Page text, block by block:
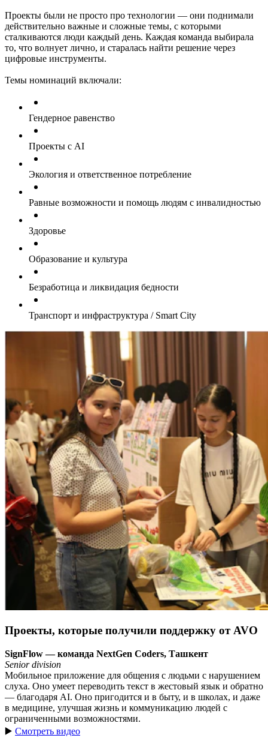
Проекты были не просто про технологии — они поднимали
действительно важные и сложные темы, с которыми
сталкиваются люди каждый день. Каждая команда выбирала
то, что волнует лично, и старалась найти решение через
цифровые инструменты.
Темы номинаций включали:
Гендерное равенство
Проекты с AI
Экология и ответственное потребление
Равные возможности и помощь людям с инвалидностью
Здоровье
Образование и культура
Безработица и ликвидация бедности
Транспорт и инфраструктура / Smart City
Проекты, которые получили поддержку от AVO
SignFlow — команда NextGen Coders, Ташкент
Senior division
Мобильное приложение для общения с людьми с нарушением
слуха. Оно умеет переводить текст в жестовый язык и обратно
— благодаря AI. Оно пригодится и в быту, и в школах, и даже
в медицине, улучшая жизнь и коммуникацию людей с
ограниченными возможностями.
▶️ Смотреть видео